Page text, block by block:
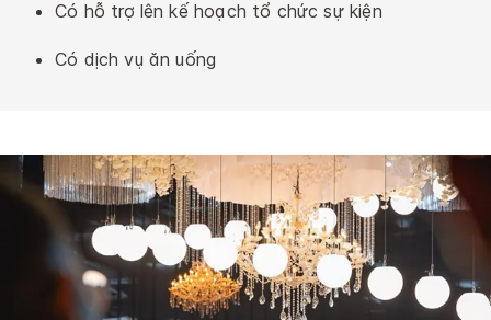
Có hỗ trợ lên kế hoạch tổ chức sự kiện
Có dịch vụ ăn uống